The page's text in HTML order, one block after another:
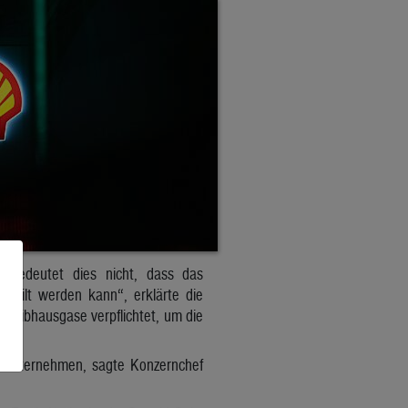
bedeutet dies nicht, dass das
werden kann“, erklärte die
verpflichtet, um die
sagte Konzernchef